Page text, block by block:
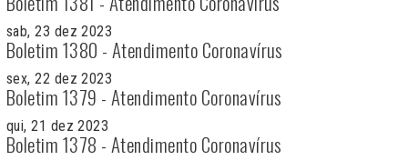
sab, 23 dez 2023
Boletim 1380 - Atendimento Coronavírus
sex, 22 dez 2023
Boletim 1379 - Atendimento Coronavírus
qui, 21 dez 2023
Boletim 1378 - Atendimento Coronavírus